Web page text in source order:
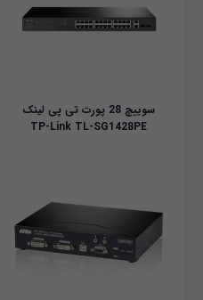
سوییچ 28 پورت تی پی لینک
TP-Link TL-SG1428PE